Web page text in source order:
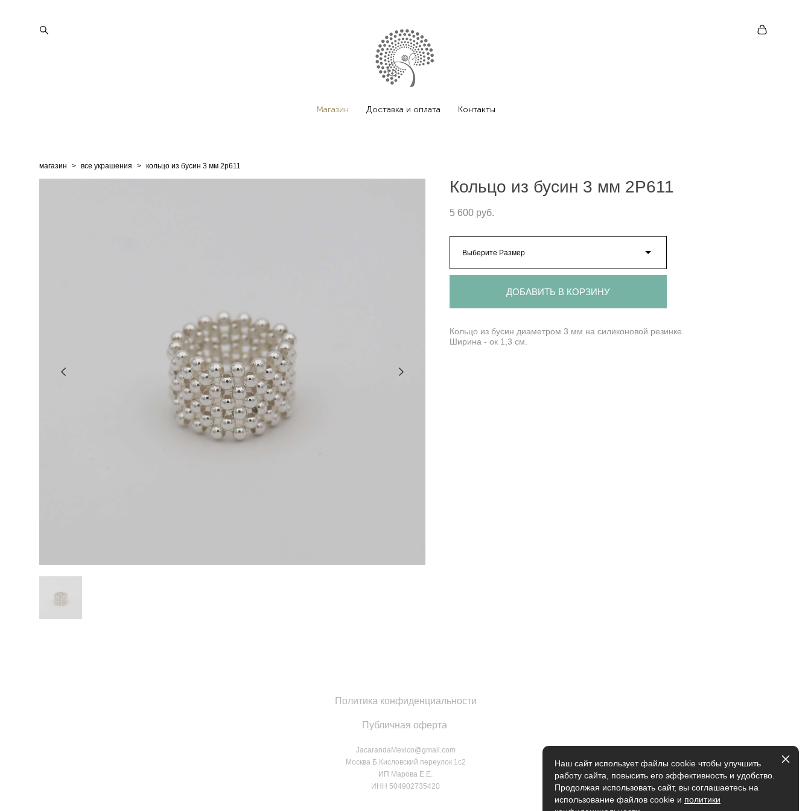
Магазин Доставка и оплата Контакты
магазин > все украшения > кольцо из бусин 3 мм 2p611
Кольцо из бусин 3 мм 2P611
5 600 pуб.
Выберите Размер
ДОБАВИТЬ В КОРЗИНУ
Кольцо из бусин диаметром 3 мм на силиконовой резинке.
Ширина - ок 1,3 см.
Политика конфиденциальности
Публичная оферта
JacarandaMexico@gmail.com
Москва Б.Кисловский переулок 1с2
ИП Марова Е.Е.
ИНН 504902735420
Наш сайт использует файлы cookie чтобы улучшить
работу сайта, повысить его эффективность и удобство.
Продолжая использовать сайт, вы соглашаетесь на
использование файлов cookie и политики